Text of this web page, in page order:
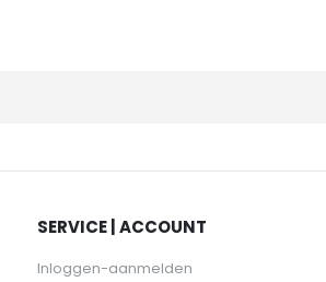
SERVICE | ACCOUNT
Inloggen-aanmelden